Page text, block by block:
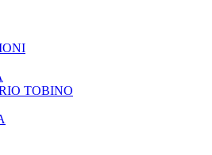
TOBINO